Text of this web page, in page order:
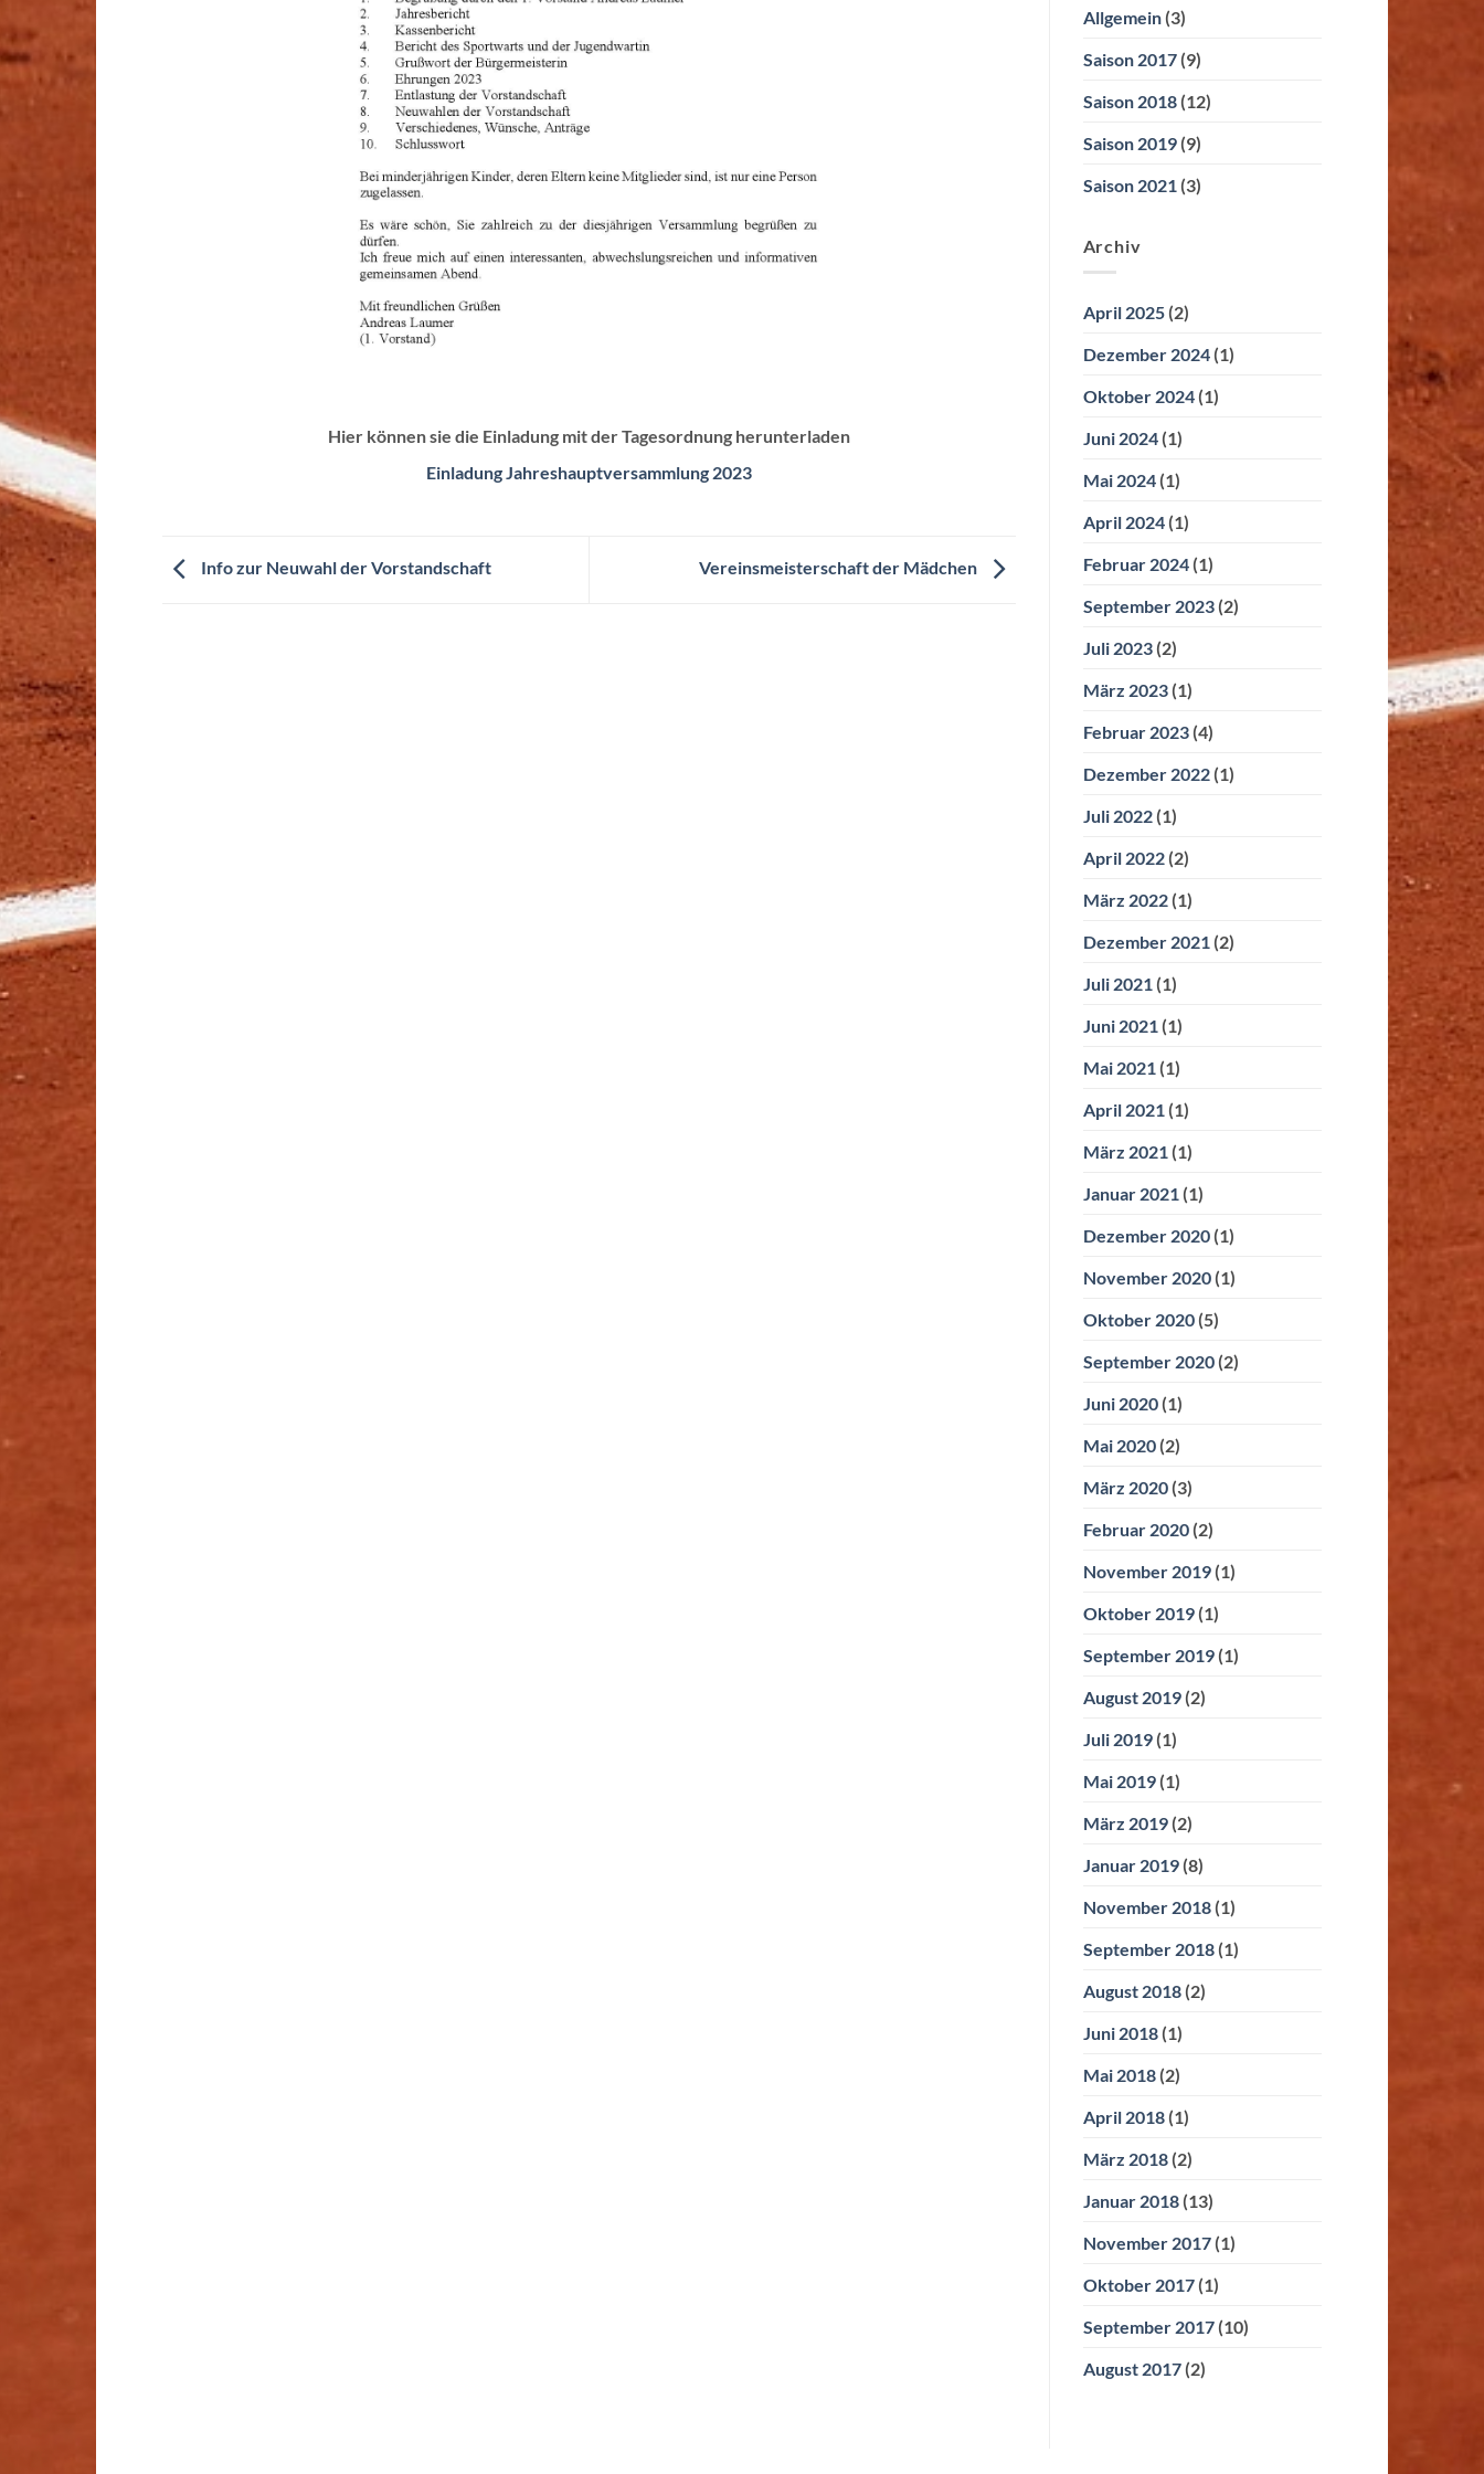
Hier können sie die Einladung mit der Tagesordnung herunterladen
Einladung Jahreshauptversammlung 2023
Info zur Neuwahl der Vorstandschaft Vereinsmeisterschaft der Mädchen
Allgemein(3)
Saison 2017(9)
Saison 2018(12)
Saison 2019(9)
Saison 2021 (3)
Archiv
April 2025(2)
Dezember 2024(1)
Oktober 2024(1)
Juni 2024(1)
Mai 2024(1)
April 2024(1)
Februar 2024(1)
September 2023(2)
Juli 2023(2)
März 2023(1)
Februar 2023(4)
Dezember 2022(1)
Juli 2022(1)
April 2022(2)
März 2022(1)
Dezember 2021(2)
Juli 2021(1)
Juni 2021(1)
Mai 2021(1)
April 2021(1)
März 2021(1)
Januar 2021(1)
Dezember 2020(1)
November 2020(1)
Oktober 2020(5)
September 2020(2)
Juni 2020(1)
Mai 2020(2)
März 2020(3)
Februar 2020(2)
November 2019(1)
Oktober 2019(1)
September 2019(1)
August 2019(2)
Juli 2019(1)
Mai 2019(1)
März 2019(2)
Januar 2019(8)
November 2018(1)
September 2018(1)
August 2018(2)
Juni 2018(1)
Mai 2018(2)
April 2018(1)
März 2018(2)
Januar 2018(13)
November 2017(1)
Oktober 2017(1)
September 2017(10)
August 2017(2)